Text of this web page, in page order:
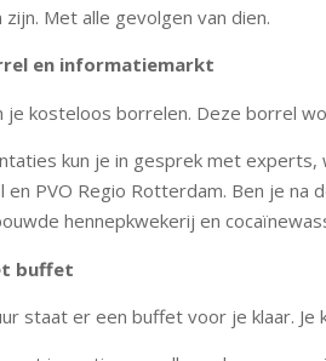
zijn. Met alle gevolgen van dien.
en informatiemarkt
je kosteloos borrelen. Deze borrel
kun je in gesprek met
en PVO Regio Rotterdam. Ben je
hennepkwekerij en
buffet
staat er een buffet voor je klaar.